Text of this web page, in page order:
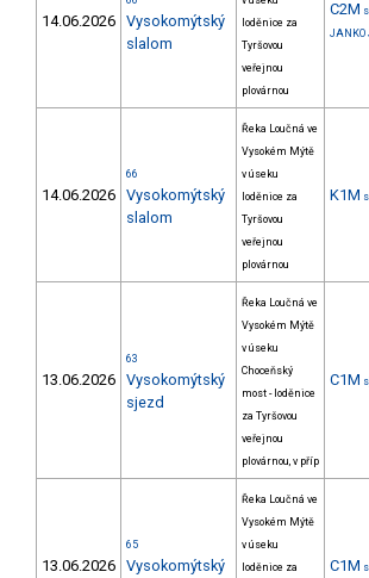
14.06.2026 Vysokomýtský
slalom
loděnice za
Tyršovou
veřejnou
plovárnou
C2M
JANKO
14.06.2026
66
Vysokomýtský
slalom
Řeka Loučná ve
Vysokém Mýtě
v úseku
loděnice za
Tyršovou
veřejnou
plovárnou
K1M
13.06.2026
63
Vysokomýtský
sjezd
Řeka Loučná ve
Vysokém Mýtě
v úseku
Choceňský
most - loděnice
za Tyršovou
veřejnou
plovárnou, v příp
C1M
13.06.2026
65
Vysokomýtský
Řeka Loučná ve
Vysokém Mýtě
v úseku
loděnice za
C1M